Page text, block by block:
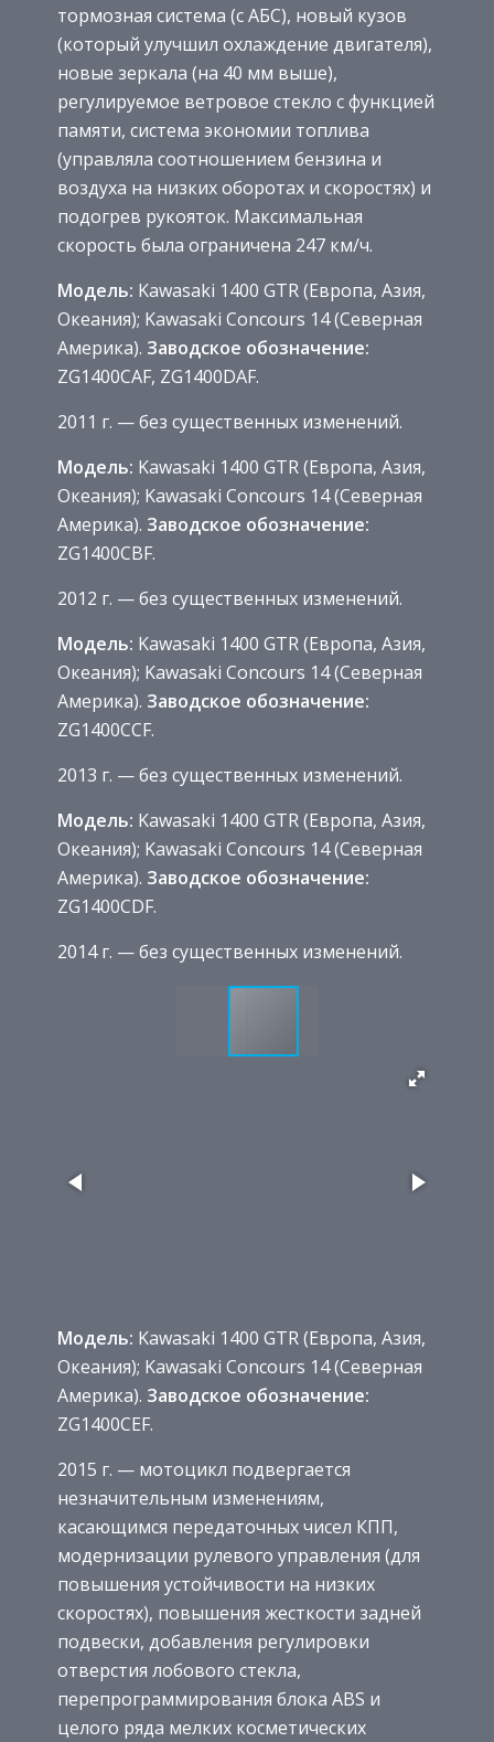
тормозная система (с АБС), новый кузов
(который улучшил охлаждение двигателя),
новые зеркала (на 40 мм выше),
регулируемое ветровое стекло с функцией
памяти, система экономии топлива
(управляла соотношением бензина и
воздуха на низких оборотах и скоростях) и
подогрев рукояток. Максимальная
скорость была ограничена 247 км/ч.
Модель: Kawasaki 1400 GTR (Европа, Азия,
Океания); Kawasaki Concours 14 (Северная
Америка). Заводское обозначение:
ZG1400CAF, ZG1400DAF.
2011 г. — без существенных изменений.
Модель: Kawasaki 1400 GTR (Европа, Азия,
Океания); Kawasaki Concours 14 (Северная
Америка). Заводское обозначение:
ZG1400CBF.
2012 г. — без существенных изменений.
Модель: Kawasaki 1400 GTR (Европа, Азия,
Океания); Kawasaki Concours 14 (Северная
Америка). Заводское обозначение:
ZG1400CCF.
2013 г. — без существенных изменений.
Модель: Kawasaki 1400 GTR (Европа, Азия,
Океания); Kawasaki Concours 14 (Северная
Америка). Заводское обозначение:
ZG1400CDF.
2014 г. — без существенных изменений.
Модель: Kawasaki 1400 GTR (Европа, Азия,
Океания); Kawasaki Concours 14 (Северная
Америка). Заводское обозначение:
ZG1400CEF.
2015 г. — мотоцикл подвергается
незначительным изменениям,
касающимся передаточных чисел КПП,
модернизации рулевого управления (для
повышения устойчивости на низких
скоростях), повышения жесткости задней
подвески, добавления регулировки
отверстия лобового стекла,
перепрограммирования блока ABS и
целого ряда мелких косметических